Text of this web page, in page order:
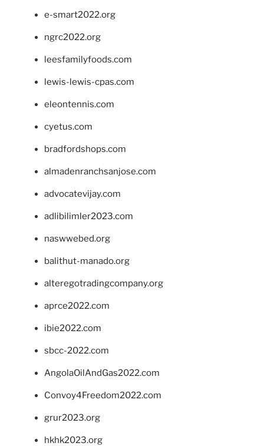
e-smart2022.org
ngrc2022.org
leesfamilyfoods.com
lewis-lewis-cpas.com
eleontennis.com
cyetus.com
bradfordshops.com
almadenranchsanjose.com
advocatevijay.com
adlibilimler2023.com
naswwebed.org
balithut-manado.org
alteregotradingcompany.org
aprce2022.com
ibie2022.com
sbcc-2022.com
AngolaOilAndGas2022.com
Convoy4Freedom2022.com
grur2023.org
hkhk2023.org